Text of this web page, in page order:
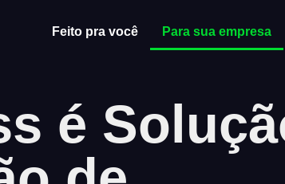
Feito pra você Para sua empresa
é